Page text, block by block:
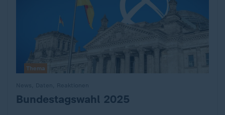
:Bundestagswahl 2025
Thema